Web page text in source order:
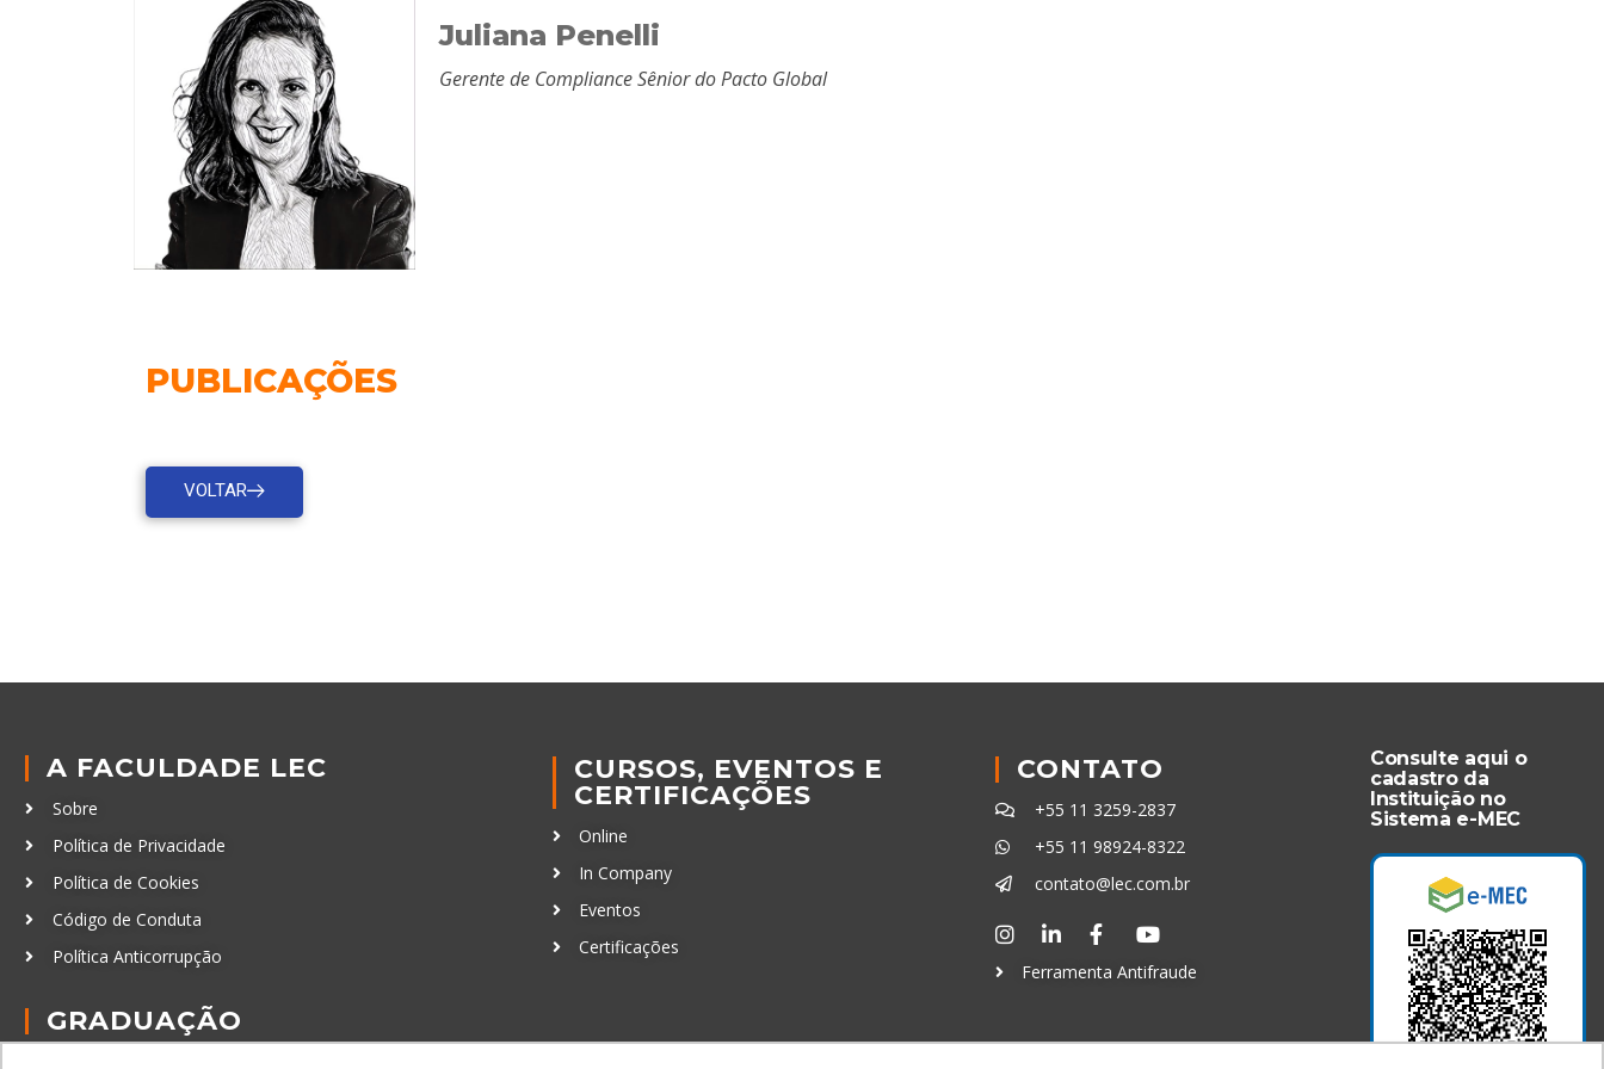
Juliana Penelli
Gerente de Compliance Sênior do Pacto Global
PUBLICAÇÕES
VOLTAR
A FACULDADE LEC
Sobre
Política de Privacidade
Política de Cookies
Código de Conduta
Política Anticorrupção
GRADUAÇÃO
CURSOS, EVENTOS E
CERTIFICAÇÕES
Online
In Company
Eventos
Certificações
CONTATO
+55 11 3259-2837
+55 11 98924-8322
contato@lec.com.br
Ferramenta Antifraude
Consulte aqui o
cadastro da
Instituição no
Sistema e-MEC